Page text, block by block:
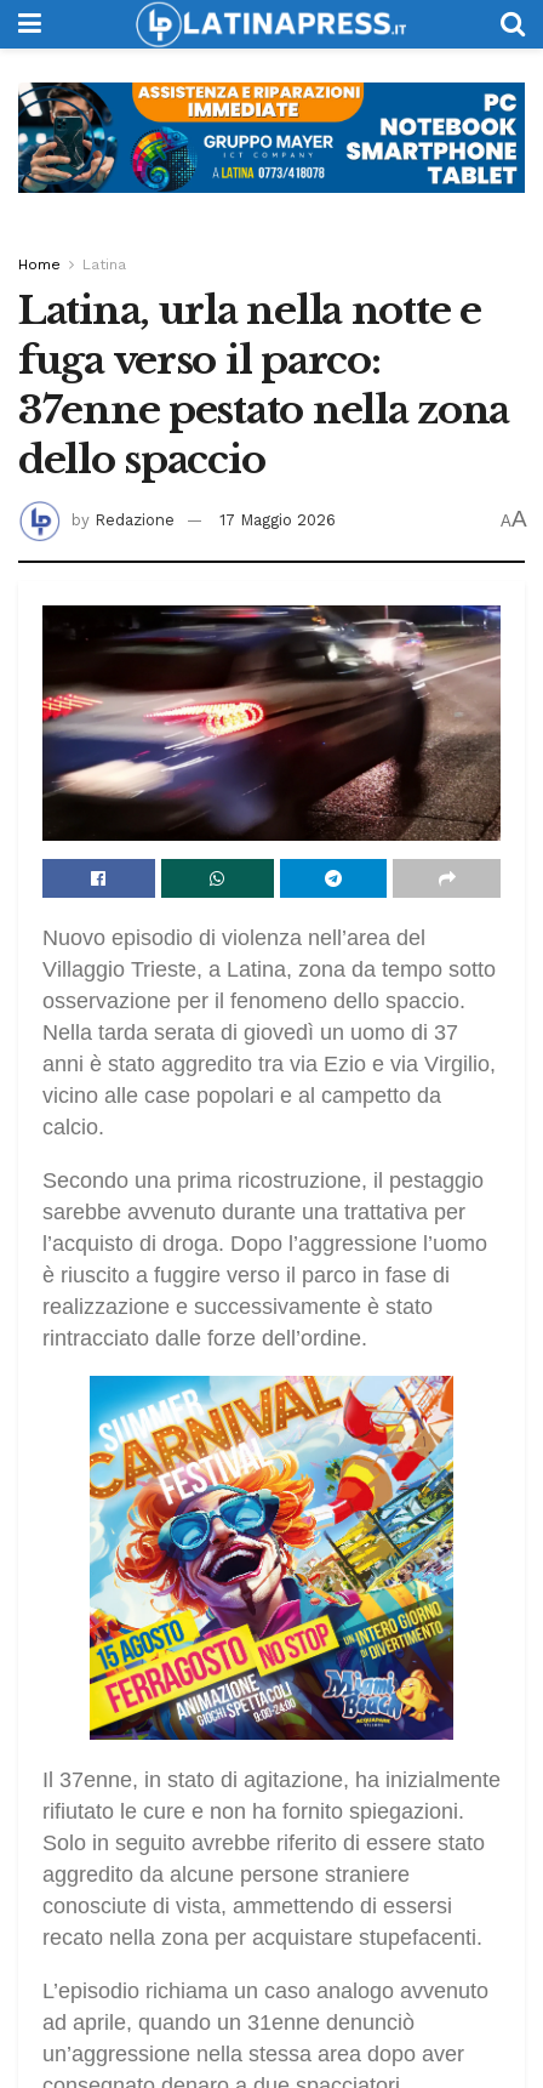
Home Latina
Latina, urla nella notte e
fuga verso il parco:
37enne pestato nella zona
dello spaccio
by Redazione 17 Maggio 2026 AA
Nuovo episodio di violenza nell’area del
Villaggio Trieste, a Latina, zona da tempo sotto
osservazione per il fenomeno dello spaccio.
Nella tarda serata di giovedì un uomo di 37
anni è stato aggredito tra via Ezio e via Virgilio,
vicino alle case popolari e al campetto da
calcio.
Secondo una prima ricostruzione, il pestaggio
sarebbe avvenuto durante una trattativa per
l’acquisto di droga. Dopo l’aggressione l’uomo
è riuscito a fuggire verso il parco in fase di
realizzazione e successivamente è stato
rintracciato dalle forze dell’ordine.
Il 37enne, in stato di agitazione, ha inizialmente
rifiutato le cure e non ha fornito spiegazioni.
Solo in seguito avrebbe riferito di essere stato
aggredito da alcune persone straniere
conosciute di vista, ammettendo di essersi
recato nella zona per acquistare stupefacenti.
L’episodio richiama un caso analogo avvenuto
ad aprile, quando un 31enne denunciò
un’aggressione nella stessa area dopo aver